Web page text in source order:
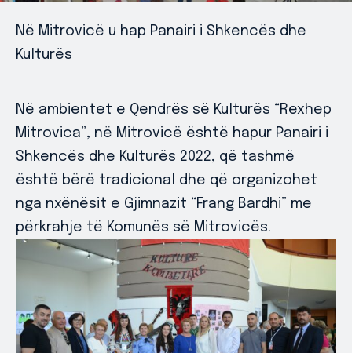
Në Mitrovicë u hap Panairi i Shkencës dhe
Kulturës
Në ambientet e Qendrës së Kulturës “Rexhep
Mitrovica”, në Mitrovicë është hapur Panairi i
Shkencës dhe Kulturës 2022, që tashmë
është bërë tradicional dhe që organizohet
nga nxënësit e Gjimnazit “Frang Bardhi” me
përkrahje të Komunës së Mitrovicës.